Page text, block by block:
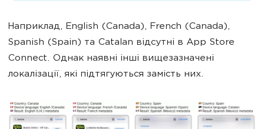
Наприклад, English (Canada), French (Canada),
Spanish (Spain) та Catalan відсутні в App Store
Connect. Однак наявні інші вищезазначені
локалізації, які підтягуються замість них.